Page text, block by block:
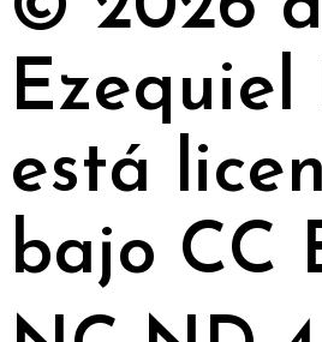
Ezequiel
está
bajo CC